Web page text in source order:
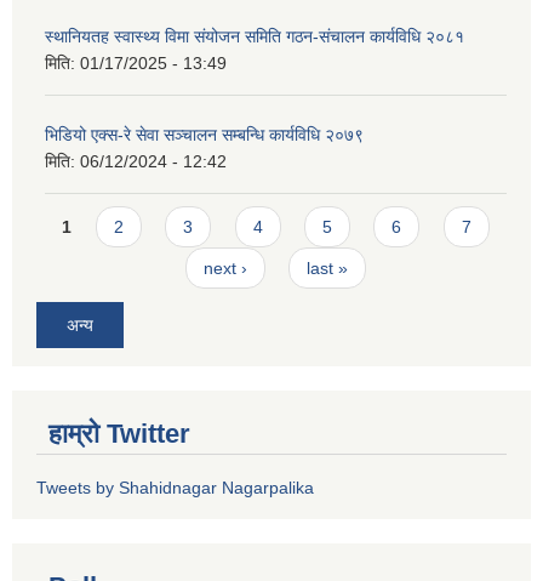
स्थानियतह स्वास्थ्य विमा संयोजन समिति गठन-संचालन कार्यविधि २०८१
मिति: 01/17/2025 - 13:49
भिडियो एक्स-रे सेवा सञ्चालन सम्बन्धि कार्यविधि २०७९
मिति: 06/12/2024 - 12:42
Pages
1 2 3 4 5 6 7
next › last »
अन्य
हाम्रो Twitter
Tweets by Shahidnagar Nagarpalika